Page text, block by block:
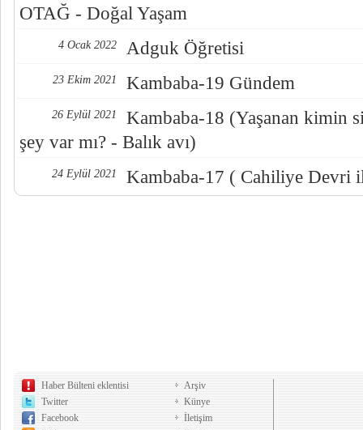
OTAĞ - Doğal Yaşam
4 Ocak 2022 Adguk Öğretisi
23 Ekim 2021 Kambaba-19 Gündem
26 Eylül 2021
Kambaba-18 (Yaşanan kimin
şey var mı? - Balık avı)
24 Eylül 2021 Kambaba-17 ( Cahiliye Devri
Haber Bülteni eklentisi
Twitter
Facebook
Arşiv
Künye
İletişim